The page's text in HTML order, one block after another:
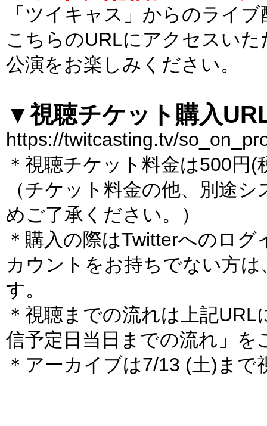
「ツイキャス」からのライ
こちらのURLにアクセスい
公演をお楽しみください。
▼視聴チケット購入
https://twitcasting.tv/
＊視聴チケット料金は500円
（チケット料金の他、別途
めご了承ください。）
＊購入の際はTwitterへのロ
カウントをお持ちでない方
す。
＊視聴までの流れは上記
信予定日当日までの流れ」を
＊アーカイブは7/13 (土)まで